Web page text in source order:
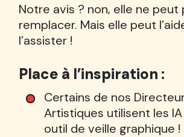
Notre avis ? non, elle ne peut
remplacer. Mais elle peut
l’assister !
Place à l’inspiration :
Certains de nos
Artistiques utilisent les
outil de veille graphique !